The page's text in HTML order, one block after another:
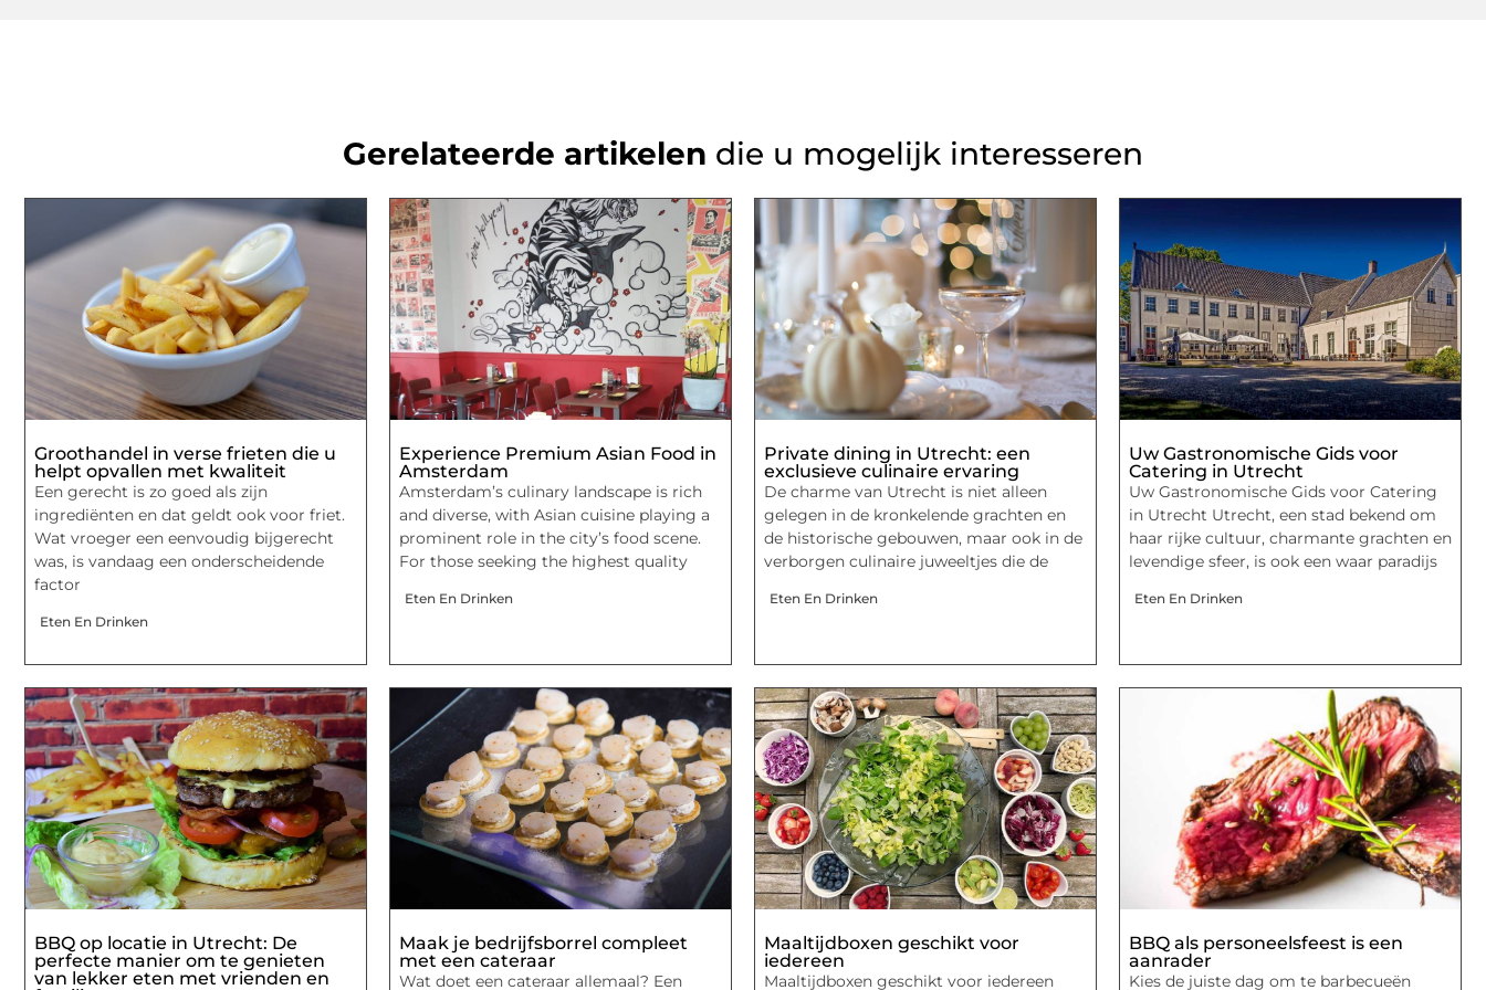
Gerelateerde artikelen die u mogelijk interesseren
Groothandel in verse frieten die u
helpt opvallen met kwaliteit
Een gerecht is zo goed als zijn
ingrediënten en dat geldt ook voor friet.
Wat vroeger een eenvoudig bijgerecht
was, is vandaag een onderscheidende
factor
Eten En Drinken
Experience Premium Asian Food in
Amsterdam
Amsterdam’s culinary landscape is rich
and diverse, with Asian cuisine playing a
prominent role in the city’s food scene.
For those seeking the highest quality
Eten En Drinken
Private dining in Utrecht: een
exclusieve culinaire ervaring
De charme van Utrecht is niet alleen
gelegen in de kronkelende grachten en
de historische gebouwen, maar ook in de
verborgen culinaire juweeltjes die de
Eten En Drinken
Uw Gastronomische Gids voor
Catering in Utrecht
Uw Gastronomische Gids voor Catering
in Utrecht Utrecht, een stad bekend om
haar rijke cultuur, charmante grachten en
levendige sfeer, is ook een waar paradijs
Eten En Drinken
BBQ op locatie in Utrecht: De
perfecte manier om te genieten
van lekker eten met vrienden en
Maak je bedrijfsborrel compleet
met een cateraar
Wat doet een cateraar allemaal? Een
Maaltijdboxen geschikt voor
iedereen
Maaltijdboxen geschikt voor iedereen
BBQ als personeelsfeest is een
aanrader
Kies de juiste dag om te barbecueën